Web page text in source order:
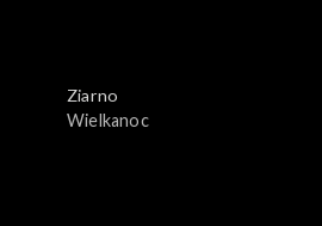
Ziarno
Wielkanoc